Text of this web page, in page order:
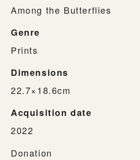
Among the Butterflies
Genre
Prints
Dimensions
22.7×18.6cm
Acquisition date
2022
Donation